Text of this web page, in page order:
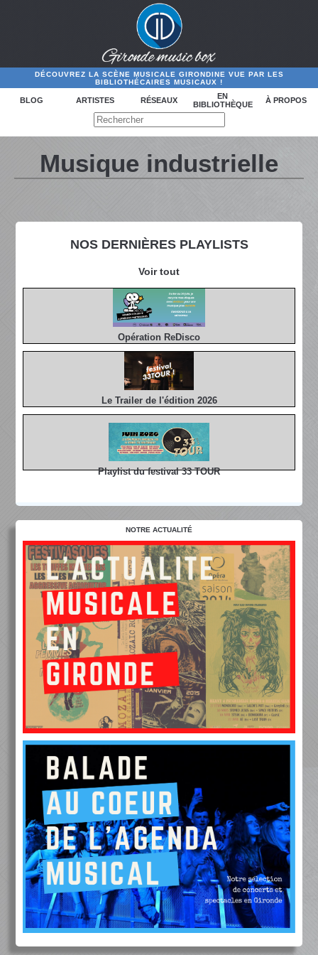
DÉCOUVREZ LA SCÈNE MUSICALE GIRONDINE VUE PAR LES
BIBLIOTHÉCAIRES MUSICAUX !
BLOG ARTISTES RÉSEAUX
EN
BIBLIOTHÈQUE
À PROPOS
NOS DERNIÈRES PLAYLISTS
Voir tout
Opération ReDisco
Le Trailer de l'édition 2026
Playlist du festival 33 TOUR
Musique industrielle
NOTRE ACTUALITÉ